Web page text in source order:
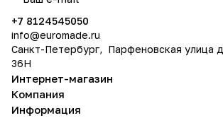
+7 8124545050
info@euromade.ru
Санкт-Петербург, Парфеновская улица
36Н
Интернет-магазин
Компания
Информация